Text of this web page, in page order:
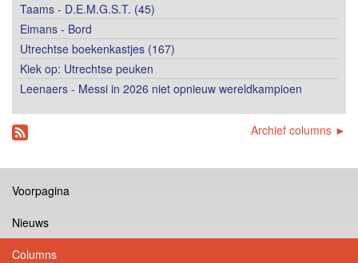
Taams - D.E.M.G.S.T. (45)
Eimans - Bord
Utrechtse boekenkastjes (167)
Kiek op: Utrechtse peuken
Leenaers - Messi in 2026 niet opnieuw wereldkampioen
Archief columns ►
Voorpagina
Nieuws
Columns